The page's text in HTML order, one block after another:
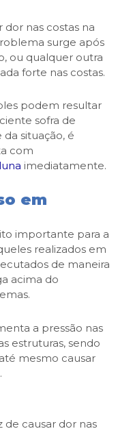
dor nas costas na
surge após
ou qualquer outra
forte nas costas.
podem resultar
sofra de
situação, é
com
imediatamente.
em
importante para a
realizados em
de maneira
acima do
a pressão nas
estruturas, sendo
mesmo causar
causar dor nas